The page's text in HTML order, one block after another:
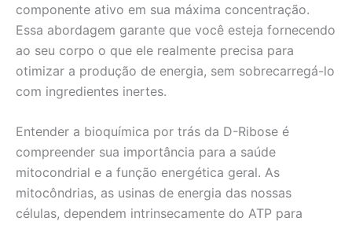
componente ativo em sua máxima concentração.
Essa abordagem garante que você esteja fornecendo
ao seu corpo o que ele realmente precisa para
otimizar a produção de energia, sem sobrecarregá-lo
com ingredientes inertes.
Entender a bioquímica por trás da D-Ribose é
compreender sua importância para a saúde
mitocondrial e a função energética geral. As
mitocôndrias, as usinas de energia das nossas
células, dependem intrinsecamente do ATP para